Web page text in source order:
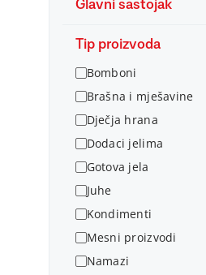
Glavni sastojak
Tip proizvoda
Bomboni
Brašna i mješavine
Dječja hrana
Dodaci jelima
Gotova jela
Juhe
Kondimenti
Mesni proizvodi
Namazi